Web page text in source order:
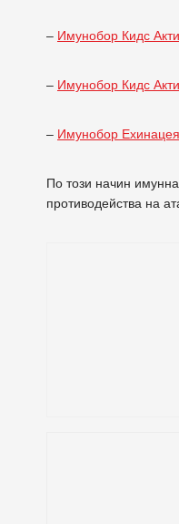
– Имунобор Кидс
– Имунобор Кидс
– Имунобор Ехинацея
По този начин
противодейства на